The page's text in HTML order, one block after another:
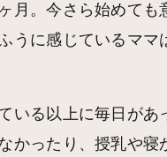
月。今さら始めても
に感じているママ
いる以上に毎日があ
かったり、授乳や寝